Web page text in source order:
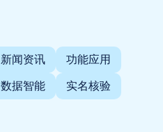
新闻资讯
功能应用
数据智能
实名核验